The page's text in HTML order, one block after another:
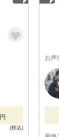
円
お声